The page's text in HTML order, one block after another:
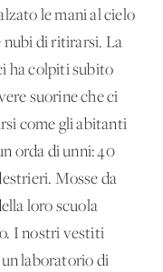
le mani al cielo
nubi di ritirarsi. La
ha colpiti subito
suorine che ci
come gli abitanti
orda di unni: 40
Mosse da
loro scuola
I nostri vestiti
laboratorio di